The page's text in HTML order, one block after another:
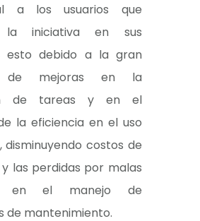
a los usuarios que
la iniciativa en sus
esto debido a la gran
de mejoras en la
de tareas y en el
la eficiencia en el uso
disminuyendo costos de
las perdidas por malas
en el manejo de
de mantenimiento.